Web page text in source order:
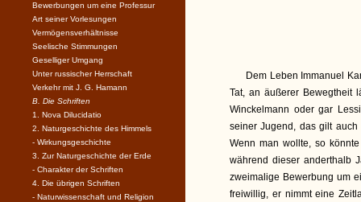
Dem Leben Immanuel
Tat, an äußerer Bewegtheit
Winckelmann oder gar
seiner Jugend, das gilt
Wenn man wollte, so
während dieser anderthalb
zweimalige Bewerbung um
freiwillig, er nimmt eine
Bewerbungen um eine Professur
Art seiner Vorlesungen
Vermögensverhältnisse
Seelische Stimmungen
Geselliger Umgang
Unter russischer Herrschaft
Verkehr mit J. G. Hamann
B. Die Schriften
1. Nova Dilucidatio
2. Naturgeschichte des Himmels
- Wirkungsgeschichte
3. Zur Naturgeschichte der Erde
- Charakter der Schriften
4. Die übrigen Schriften
- Naturwissenschaft und Religion